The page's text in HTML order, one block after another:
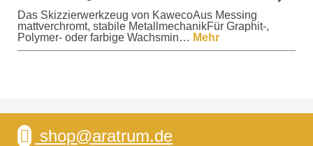
Das Skizzierwerkzeug von KawecoAus Messing
mattverchromt, stabile MetallmechanikFür Graphit-,
Polymer- oder farbige Wachsmin… Mehr
shop@aratrum.de